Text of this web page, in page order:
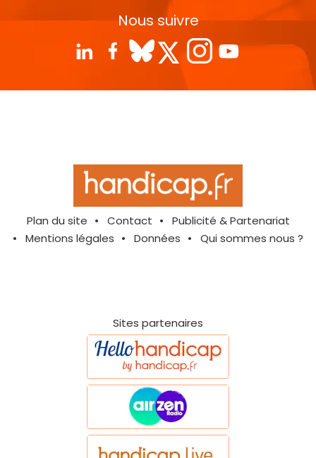
Nous suivre
Plan du site Contact
Publicité & Partenariat
Mentions légales
Données Qui sommes nous ?
Sites partenaires